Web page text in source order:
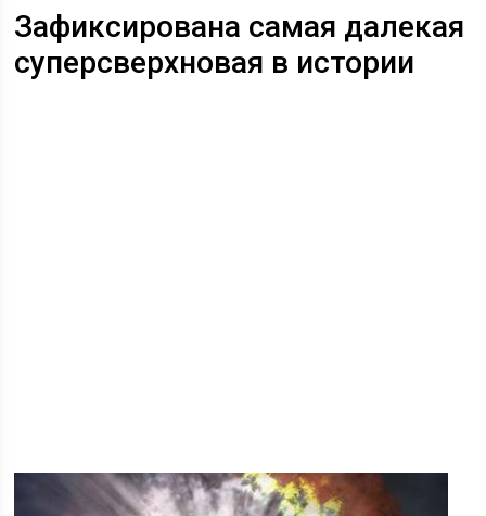
Зафиксирована самая далекая
суперсверхновая в истории